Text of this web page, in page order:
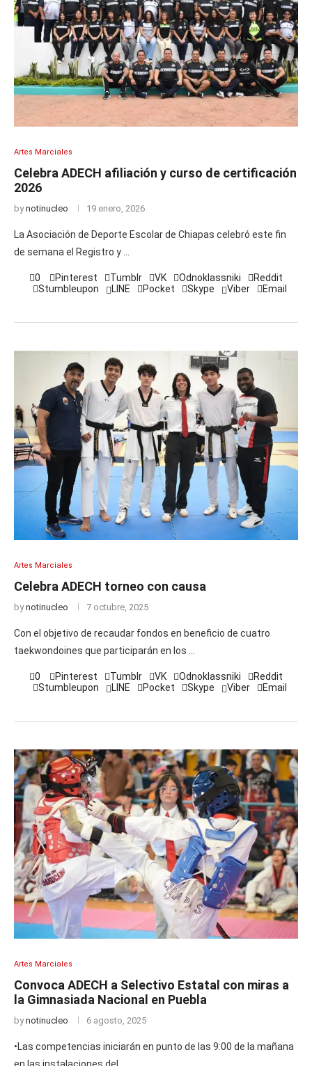
Artes Marciales
Celebra ADECH afiliación y curso de certificación
2026
bynotinucleo 19 enero, 2026
La Asociación de Deporte Escolar de Chiapas celebró este fin
de semana el Registro y …
0 Pinterest Tumblr VK Odnoklassniki
Reddit
Stumbleupon
LINE Pocket Skype Viber Email
Artes Marciales
Celebra ADECH torneo con causa
bynotinucleo 7 octubre, 2025
Con el objetivo de recaudar fondos en beneficio de cuatro
taekwondoines que participarán en los …
0 Pinterest Tumblr VK Odnoklassniki
Reddit
Stumbleupon
LINE Pocket Skype Viber Email
Artes Marciales
Convoca ADECH a Selectivo Estatal con miras a
la Gimnasiada Nacional en Puebla
bynotinucleo 6 agosto, 2025
•Las competencias iniciarán en punto de las 9:00 de la mañana